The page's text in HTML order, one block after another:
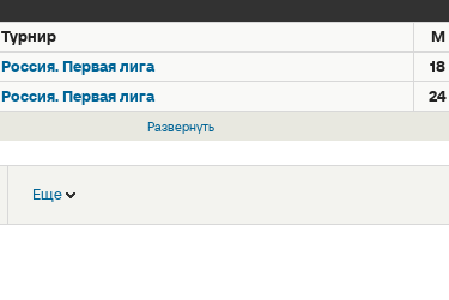
Турнир М
Россия. Первая лига 18
Россия. Первая лига 24
Развернуть
Еще